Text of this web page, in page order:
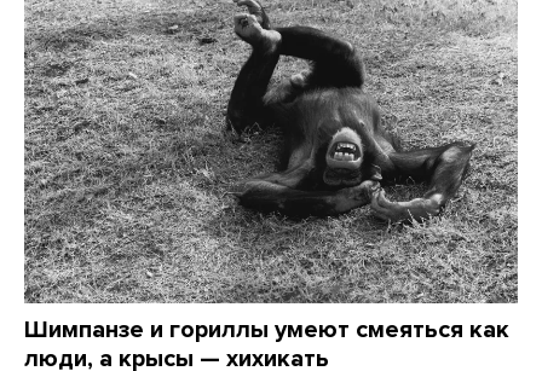
Шимпанзе и гориллы умеют смеяться как
люди, а крысы — хихикать